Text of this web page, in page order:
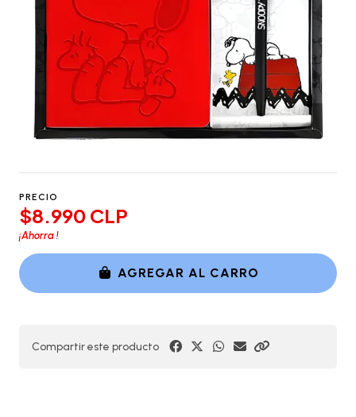
PRECIO
$8.990 CLP
¡Ahorra!
AGREGAR AL CARRO
Compartir este producto